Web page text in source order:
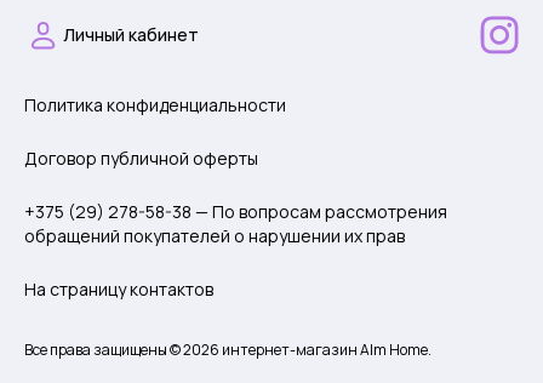
Личный кабинет
Политика конфиденциальности
Договор публичной оферты
+375 (29) 278-58-38 — По вопросам рассмотрения
обращений покупателей о нарушении их прав
На страницу контактов
Все права защищены © 2026 интернет-магазин Alm Home.